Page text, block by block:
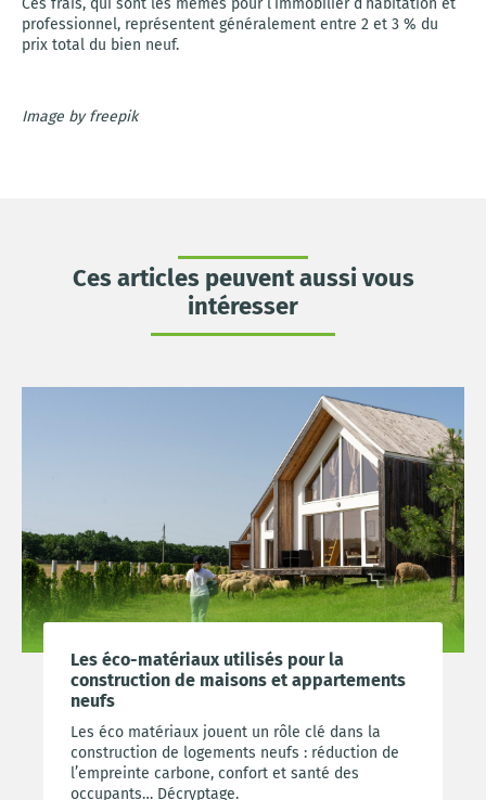
Ces frais, qui sont les mêmes pour l’immobilier d’habitation et
professionnel, représentent généralement entre 2 et 3 % du
prix total du bien neuf.
Image by freepik
Ces articles peuvent aussi vous
intéresser
Les éco-matériaux utilisés pour la
construction de maisons et appartements
neufs
Les éco matériaux jouent un rôle clé dans la
construction de logements neufs : réduction de
l’empreinte carbone, confort et santé des
occupants… Décryptage.